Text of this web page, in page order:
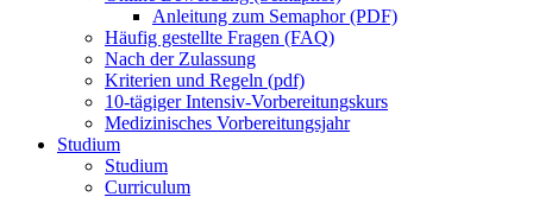
Anleitung zum Semaphor (PDF)
Häufig gestellte Fragen (FAQ)
Nach der Zulassung
Kriterien und Regeln (pdf)
10-tägiger Intensiv-Vorbereitungskurs
Medizinisches Vorbereitungsjahr
Studium
Studium
Curriculum